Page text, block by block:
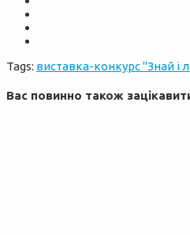
Tags: виставка-конкурс "Знай і
Вас повинно також